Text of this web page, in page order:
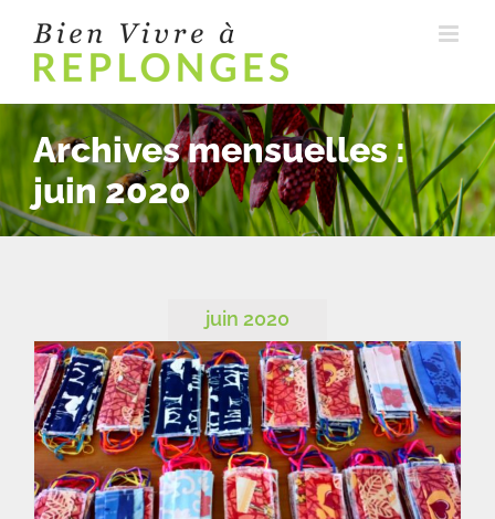
contenu
Archives mensuelles :
juin 2020
juin 2020